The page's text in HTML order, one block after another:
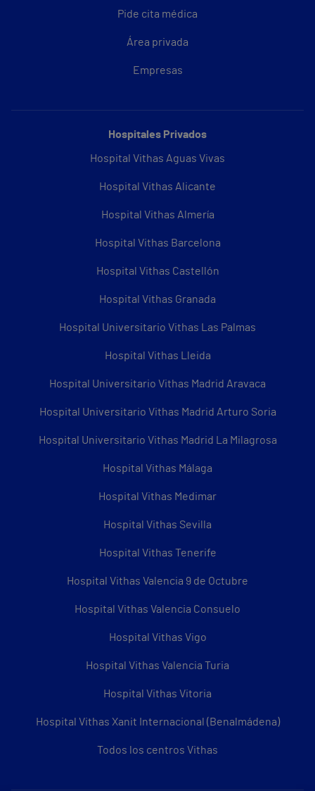
Pide cita médica
Área privada
Empresas
Hospitales Privados
Hospital Vithas Aguas Vivas
Hospital Vithas Alicante
Hospital Vithas Almería
Hospital Vithas Barcelona
Hospital Vithas Castellón
Hospital Vithas Granada
Hospital Universitario Vithas Las Palmas
Hospital Vithas Lleida
Hospital Universitario Vithas Madrid Aravaca
Hospital Universitario Vithas Madrid Arturo Soria
Hospital Universitario Vithas Madrid La Milagrosa
Hospital Vithas Málaga
Hospital Vithas Medimar
Hospital Vithas Sevilla
Hospital Vithas Tenerife
Hospital Vithas Valencia 9 de Octubre
Hospital Vithas Valencia Consuelo
Hospital Vithas Vigo
Hospital Vithas Valencia Turia
Hospital Vithas Vitoria
Hospital Vithas Xanit Internacional (Benalmádena)
Todos los centros Vithas